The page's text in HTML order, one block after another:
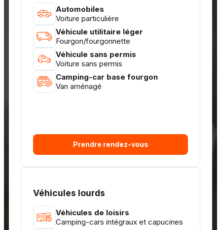
Automobiles
Voiture particulière
Véhicule utilitaire léger
Fourgon/fourgonnette
Véhicule sans permis
Voiture sans permis
Camping-car base fourgon
Van aménagé
Prendre rendez-vous
Véhicules lourds
Véhicules de loisirs
Camping-cars intégraux et capucines